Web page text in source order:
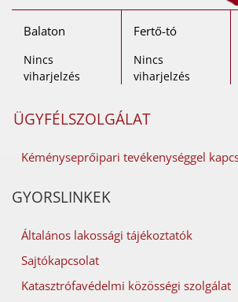
Balaton
Nincs
viharjelzés
Fertő-tó
Nincs
viharjelzés
ÜGYFÉLSZOLGÁLAT
Kéményseprőipari tevékenységgel
GYORSLINKEK
Általános lakossági tájékoztatók
Sajtókapcsolat
Katasztrófavédelmi közösségi szolgálat